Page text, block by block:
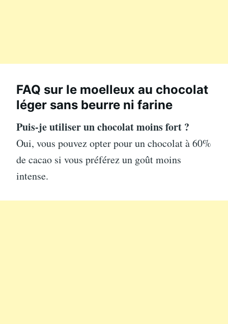
FAQ sur le moelleux au chocolat
léger sans beurre ni farine
Puis-je utiliser un chocolat moins fort ?
Oui, vous pouvez opter pour un chocolat à 60%
de cacao si vous préférez un goût moins
intense.